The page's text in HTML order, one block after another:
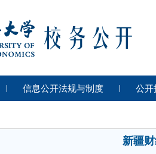
信息公开法规与制度 公开
新疆